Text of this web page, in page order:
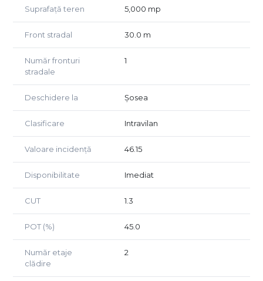
- Rh max = P+2E, se adimite un nivel mansardat inscris in
construita
terenului un mediu sigur si ideal pentru orice tip de
proiect. De asemenea, suprafata sa ofera numeroase
proprietari o varietate bogata de alegeri.
In zona exista deja un numar de firme cu activitati de
productie si depozitare, precum Duraziv, Viscofil S.A,
Panciu si Ford Roadhill Automotive Berceni, ceea ce
demonstreaza potentialul zonei pentru investiti
industriale sau rezidentiale.
Suprafață teren 5,000 mp
Front stradal 30.0 m
Număr fronturi
stradale
1
Deschidere la Șosea
Clasificare Intravilan
Valoare incidență 46.15
Disponibilitate Imediat
CUT 1.3
POT (%) 45.0
Număr etaje
clădire
2